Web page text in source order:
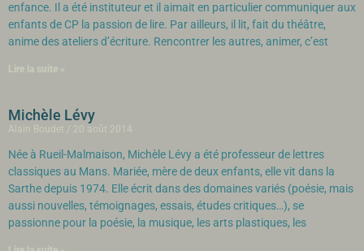
enfance. Il a été instituteur et il aimait en particulier communiquer aux
enfants de CP la passion de lire. Par ailleurs, il lit, fait du théâtre,
anime des ateliers d’écriture. Rencontrer les autres, animer, c’est
Lire la suite »
Michèle Lévy
Alain Boudet 20 août 2014
Née à Rueil-Malmaison, Michèle Lévy a été professeur de lettres
classiques au Mans. Mariée, mère de deux enfants, elle vit dans la
Sarthe depuis 1974. Elle écrit dans des domaines variés (poésie, mais
aussi nouvelles, témoignages, essais, études critiques…), se
passionne pour la poésie, la musique, les arts plastiques, les